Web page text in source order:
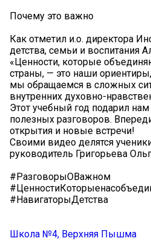
Почему это важно
Как отметил и.о. директора
детства, семьи и воспитания
«Ценности, которые
страны, — это наши
мы обращаемся в сложных
внутренних духовно-
Этот учебный год подарил
полезных разговоров.
открытия и новые встречи!
Своими видео делятся
руководитель Григорьева
#РазговорыОВажном
#НавигаторыДетства
Школа №4, Верхняя Пышма